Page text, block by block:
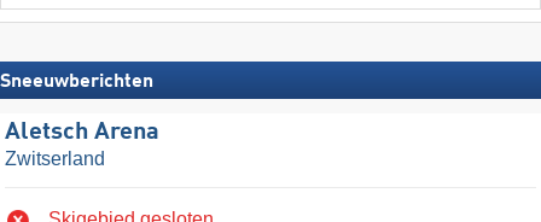
Sneeuwberichten
Aletsch Arena
Zwitserland